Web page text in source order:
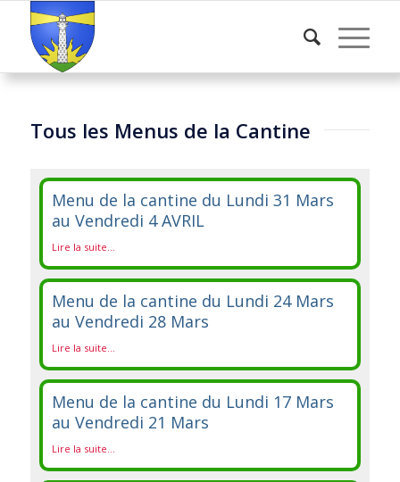
Tous les Menus de la Cantine
Menu de la cantine du Lundi 31 Mars
au Vendredi 4 AVRIL
Lire la suite...
Menu de la cantine du Lundi 24 Mars
au Vendredi 28 Mars
Lire la suite...
Menu de la cantine du Lundi 17 Mars
au Vendredi 21 Mars
Lire la suite...